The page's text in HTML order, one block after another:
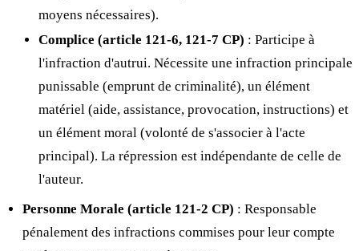
moyens nécessaires).
Complice (article 121-6, 121-7 CP) : Participe à
l'infraction d'autrui. Nécessite une infraction principale
punissable (emprunt de criminalité), un élément
matériel (aide, assistance, provocation, instructions) et
un élément moral (volonté de s'associer à l'acte
principal). La répression est indépendante de celle de
l'auteur.
Personne Morale (article 121-2 CP) : Responsable
pénalement des infractions commises pour leur compte